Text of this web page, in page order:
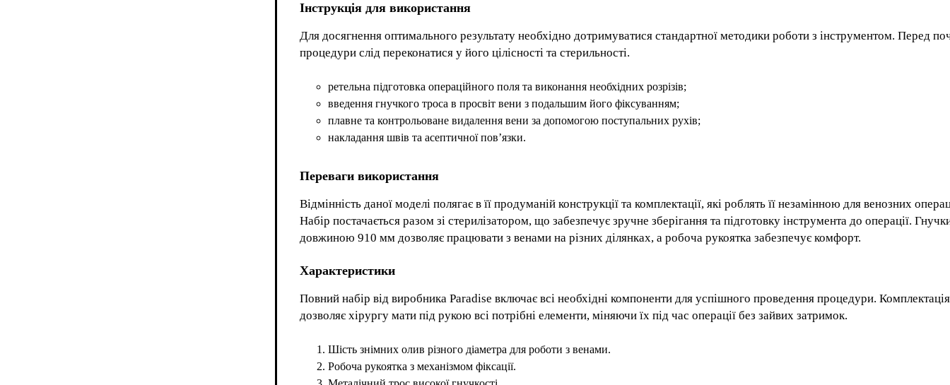
Інструкція для використання
Для досягнення оптимального результату необхідно дотримуватися стандартної методики роботи з інструментом. Перед
процедури слід переконатися у його цілісності та стерильності.
ретельна підготовка операційного поля та виконання необхідних розрізів;
введення гнучкого троса в просвіт вени з подальшим його фіксуванням;
плавне та контрольоване видалення вени за допомогою поступальних рухів;
накладання швів та асептичної пов’язки.
Переваги використання
Відмінність даної моделі полягає в її продуманій конструкції та комплектації, які роблять її незамінною для венозних
Набір постачається разом зі стерилізатором, що забезпечує зручне зберігання та підготовку інструмента до операції.
довжиною 910 мм дозволяє працювати з венами на різних ділянках, а робоча рукоятка забезпечує комфорт.
Характеристики
Повний набір від виробника Paradise включає всі необхідні компоненти для успішного проведення процедури. Комплектація
дозволяє хірургу мати під рукою всі потрібні елементи, міняючи їх під час операції без зайвих затримок.
Шість знімних олив різного діаметра для роботи з венами.
Робоча рукоятка з механізмом фіксації.